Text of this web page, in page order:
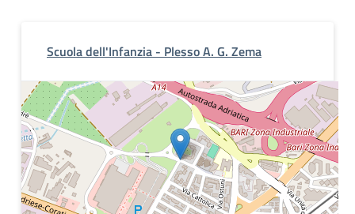
Scuola dell'Infanzia - Plesso A. G. Zema